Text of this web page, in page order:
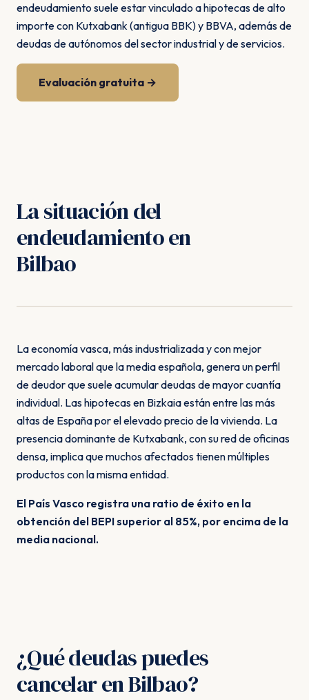
endeudamiento suele estar vinculado a hipotecas de alto
importe con Kutxabank (antigua BBK) y BBVA, además de
deudas de autónomos del sector industrial y de servicios.
Evaluación gratuita →
La situación del
endeudamiento en
Bilbao
La economía vasca, más industrializada y con mejor
mercado laboral que la media española, genera un perfil
de deudor que suele acumular deudas de mayor cuantía
individual. Las hipotecas en Bizkaia están entre las más
altas de España por el elevado precio de la vivienda. La
presencia dominante de Kutxabank, con su red de oficinas
densa, implica que muchos afectados tienen múltiples
productos con la misma entidad.
El País Vasco registra una ratio de éxito en la
obtención del BEPI superior al 85%, por encima de la
media nacional.
¿Qué deudas puedes
cancelar en Bilbao?